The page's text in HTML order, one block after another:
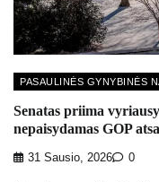
PASAULINĖS GYNYBINĖS
Senatas priima
nepaisydamas GOP
31 Sausio, 2026 0